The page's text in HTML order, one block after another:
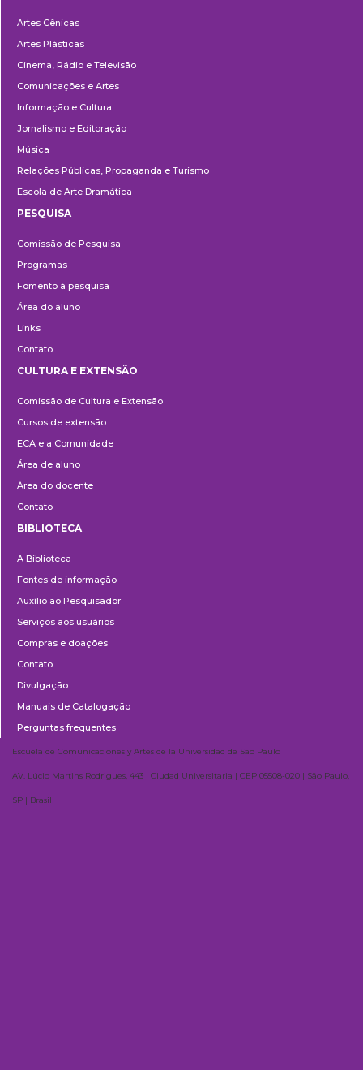
Artes Cênicas
Artes Plásticas
Cinema, Rádio e Televisão
Comunicações e Artes
Informação e Cultura
Jornalismo e Editoração
Música
Relações Públicas, Propaganda e Turismo
Escola de Arte Dramática
PESQUISA
Comissão de Pesquisa
Programas
Fomento à pesquisa
Área do aluno
Links
Contato
e
Extensão
CULTURA E EXTENSÃO
Comissão de Cultura e Extensão
Cursos de extensão
ECA e a Comunidade
Área de aluno
Área do docente
Contato
BIBLIOTECA
A Biblioteca
Fontes de informação
Auxílio ao Pesquisador
Serviços aos usuários
Compras e doações
Contato
Divulgação
Manuais de Catalogação
Perguntas frequentes
Escuela de Comunicaciones y Artes de la Universidad de São Paulo
AV. Lúcio Martins Rodrigues, 443 | Ciudad Universitaria | CEP 05508-020 | São Paulo,
SP | Brasil